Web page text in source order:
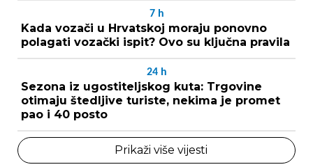
7 h
Kada vozači u Hrvatskoj moraju ponovno
polagati vozački ispit? Ovo su ključna pravila
24 h
Sezona iz ugostiteljskog kuta: Trgovine
otimaju štedljive turiste, nekima je promet
pao i 40 posto
Prikaži više vijesti